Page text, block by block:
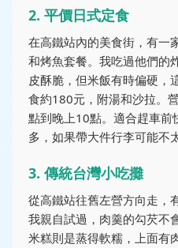
2. 平價日式定食
在高鐵站內的美食街，有一
和烤魚套餐。我吃過他們的
皮酥脆，但米飯有時偏硬，
食約180元，附湯和沙拉。
點到晚上10點。適合趕車前
多，如果帶大件行李可能不
3. 傳統台灣小吃攤
從高鐵站往舊左營方向走，
我親自試過，肉羹的勾芡不
米糕則是蒸得軟糯，上面有